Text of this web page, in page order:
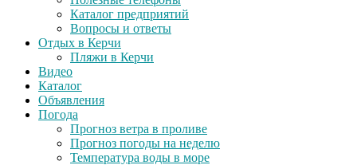
Каталог предприятий
Вопросы и ответы
Отдых в Керчи
Пляжи в Керчи
Видео
Каталог
Объявления
Погода
Прогноз ветра в проливе
Прогноз погоды на неделю
Температура воды в море